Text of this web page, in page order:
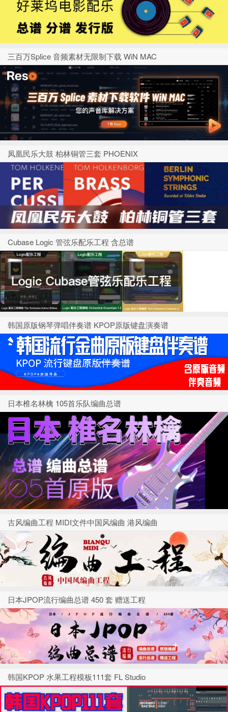
三百万Splice 音频素材无限制下载 WiN MAC
凤凰民乐大鼓 柏林铜管三套 PHOENIX
Cubase Logic 管弦乐配乐工程 含总谱
韩国原版钢琴弹唱伴奏谱 KPOP原版键盘演奏谱
日本椎名林檎 105首乐队编曲总谱
古风编曲工程 MIDI文件中国风编曲 港风编曲
日本JPOP流行编曲总谱 450 套 赠送工程
韩国KPOP 水果工程模板111套 FL Studio